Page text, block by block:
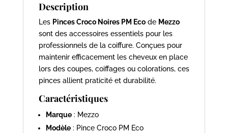
Description
Les Pinces Croco Noires PM Ecode Mezzo
sont des accessoires essentiels pour les
professionnels de la coiffure. Conçues pour
maintenir efficacement les cheveux en place
lors des coupes, coiffages ou colorations, ces
pinces allient praticité et durabilité.
Caractéristiques
Marque: Mezzo
Modèle: Pince Croco PM Eco